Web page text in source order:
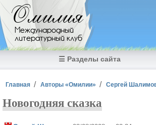
Перейти к основному содержанию
Омилия
Международный
литературный клуб
☰ Разделы сайта
Вы здесь
Главная Авторы «Омилии» Сергей
Новогодняя сказка